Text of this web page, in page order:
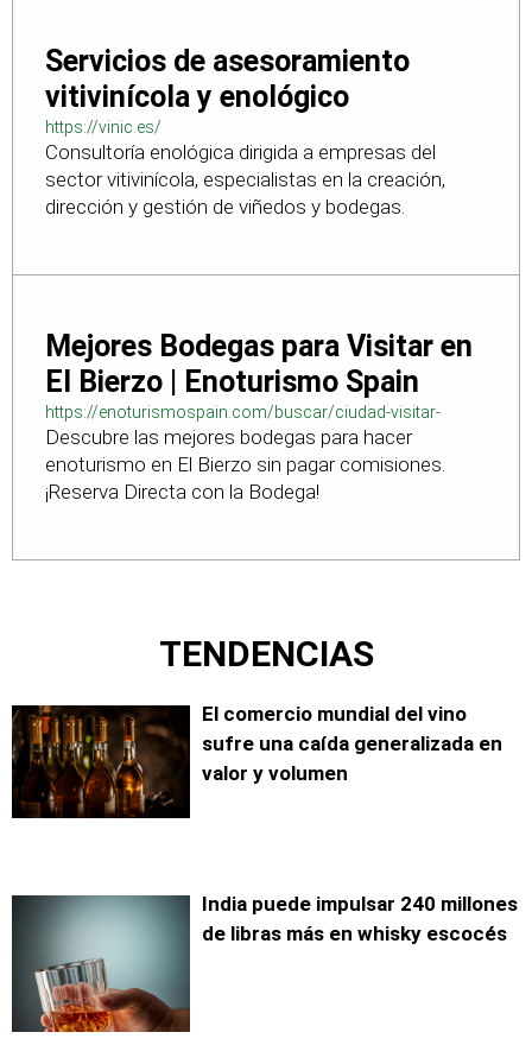
Servicios de asesoramiento
vitivinícola y enológico
https://vinic.es/
Consultoría enológica dirigida a empresas del
sector vitivinícola, especialistas en la creación,
dirección y gestión de viñedos y bodegas.
Mejores Bodegas para Visitar en
El Bierzo | Enoturismo Spain
https://enoturismospain.com/buscar/ciudad-visitar-
bodegas-en-leon
Descubre las mejores bodegas para hacer
enoturismo en El Bierzo sin pagar comisiones.
¡Reserva Directa con la Bodega!
TENDENCIAS
El comercio mundial del vino
sufre una caída generalizada en
valor y volumen
India puede impulsar 240 millones
de libras más en whisky escocés